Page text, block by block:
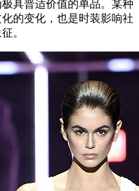
具普适价值的单品。某种
的变化，也是时装影响社
。